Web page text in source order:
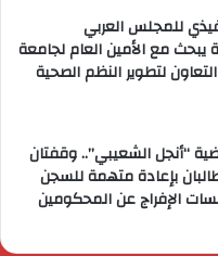
للمجلس العربي
يبحث مع الأمين العام لجامعة
التعاون لتطوير النظم الصحية
“أنجل الشعيبي”.. وقفتان
بإعادة متهمة للسجن
الإفراج عن المحكومين